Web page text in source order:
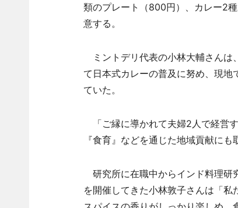
類のプレート（800円）、カレー2
意する。
ミントデリ代表の小林大輔さんは
て日本式カレーの普及に努め、現
ていた。
「ご縁に導かれて夫婦2人で経営
『食育』などを通じた地域貢献にも
研究所に在職中からインド料理研
を開催してきた小林敦子さんは「私